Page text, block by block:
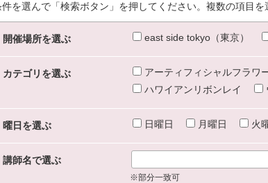
件を選んで「検索ボタン」を押してください。複数の項目を
開催場所を選ぶ east side tokyo（東京）
カテゴリを選ぶ アーティフィシャルフラワ
ハワイアンリボンレイ
曜日を選ぶ 日曜日 月曜日 火
講師名で選ぶ
※部分一致可